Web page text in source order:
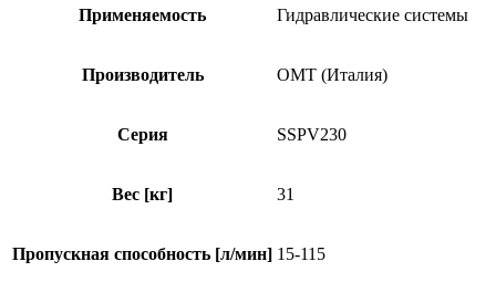
Применяемость Гидравлические системы
Производитель OMT (Италия)
Серия SSPV230
Вес [кг] 31
Пропускная способность [л/мин] 15-115